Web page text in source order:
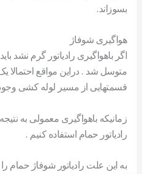
بسوزاند.
هواگیری شوفاژ
اگر باهواگیری رادیاتور گرم نشد
متوسل شد . دراین مواقع احتمالا
قسمتهایی از مسیر لوله کشی
زمانیکه باهواگیری معمولی به
رادیاتور حمام استفاده کنیم .
به این علت رادیاتور شوفاژ حمام